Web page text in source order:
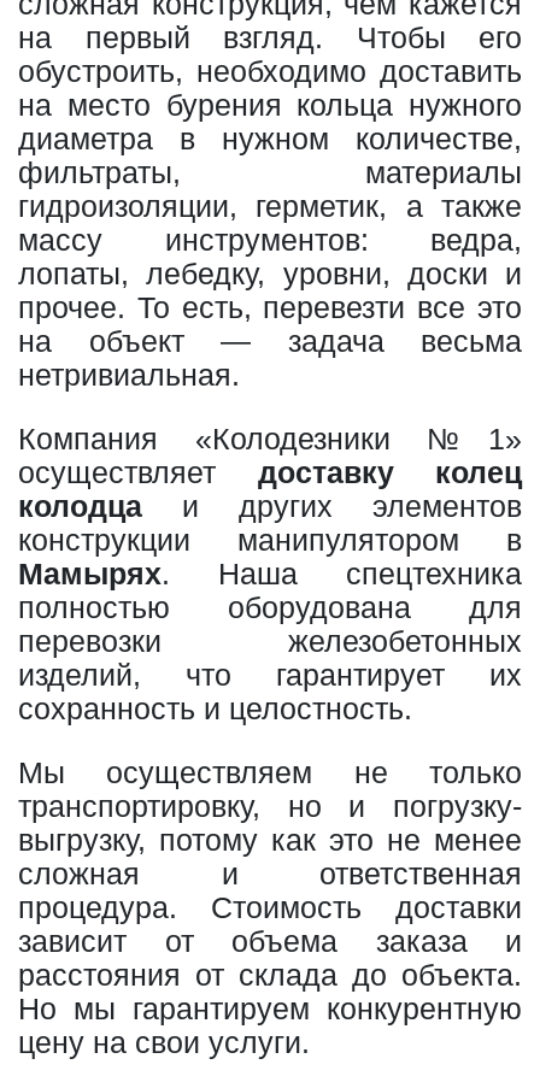
на первый взгляд. Чтобы его
обустроить, необходимо доставить
на место бурения кольца нужного
диаметра в нужном количестве,
фильтраты, материалы
гидроизоляции, герметик, а также
массу инструментов: ведра,
лопаты, лебедку, уровни, доски и
прочее. То есть, перевезти все это
на объект — задача весьма
нетривиальная.
Компания «Колодезники №1»
осуществляет доставку колец
колодца и других элементов
конструкции манипулятором в
Мамырях. Наша спецтехника
полностью оборудована для
перевозки железобетонных
изделий, что гарантирует их
сохранность и целостность.
Мы осуществляем не только
транспортировку, но и погрузку-
выгрузку, потому как это не менее
сложная и ответственная
процедура. Стоимость доставки
зависит от объема заказа и
расстояния от склада до объекта.
Но мы гарантируем конкурентную
цену на свои услуги.